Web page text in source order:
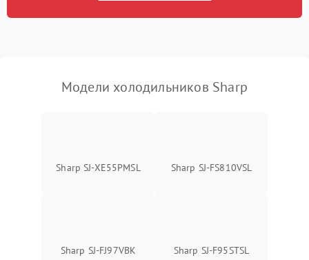
работе
2000 ₽ Подробнее →
Модели холодильников Sharp
Sharp SJ-XE55PMSL Sharp SJ-FS810VSL
Sharp SJ-FJ97VBK Sharp SJ-F95STSL